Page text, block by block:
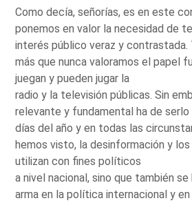
Como decía, señorías, es en este
ponemos en valor la necesidad de
interés público veraz y contrastada.
más que nunca valoramos el papel
juegan y pueden jugar la
radio y la televisión públicas. Sin
relevante y fundamental ha de
días del año y en todas las
hemos visto, la desinformación y
utilizan con fines políticos
a nivel nacional, sino que también
arma en la política internacional y